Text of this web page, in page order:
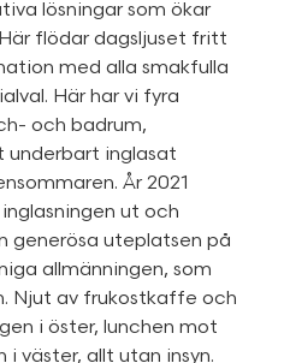
lösningar som ökar
flödar dagsljuset fritt
med alla smakfulla
Här har vi fyra
och badrum,
underbart inglasat
År 2021
ut och
generösa uteplatsen på
allmänningen, som
Njut av frukostkaffe och
i öster, lunchen mot
i väster, allt utan insyn.